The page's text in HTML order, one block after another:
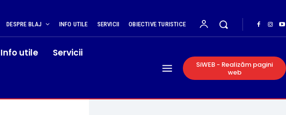
DESPRE BLAJ INFO UTILE SERVICII OBIECTIVE TURISTICE
Info utile Servicii
SiWEB - Realizăm pagini
web